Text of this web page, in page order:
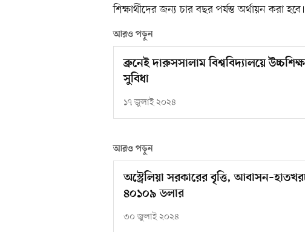
শিক্ষার্থীদের জন্য চার বছর পর্যন্ত অর্থায়ন করা হবে।
আরও পড়ুন
ব্রুনেই দারুসসালাম বিশ্ববিদ্যালয়ে
সুবিধা
১৭ জুলাই ২০২৪
আরও পড়ুন
অস্ট্রেলিয়া সরকারের বৃত্তি,
৪০১০৯ ডলার
৩০ জুলাই ২০২৪